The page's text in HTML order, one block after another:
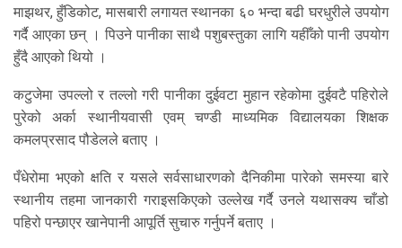
माझथर, हुँडिकोट, मासबारी लगायत स्थानका ६० भन्दा बढी घरधुरीले उपयोग
गर्दै आएका छन् । पिउने पानीका साथै पशुबस्तुका लागि यहीँको पानी उपयोग
हुँदै आएको थियो ।
कटुजेमा उपल्लो र तल्लो गरी पानीका दुईवटा मुहान रहेकोमा दुईवटै पहिरोले
पुरेको अर्का स्थानीयवासी एवम् चण्डी माध्यमिक विद्यालयका शिक्षक
कमलप्रसाद पौडेलले बताए ।
पँधेरोमा भएको क्षति र यसले सर्वसाधारणको दैनिकीमा पारेको समस्या बारे
स्थानीय तहमा जानकारी गराइसकिएको उल्लेख गर्दै उनले यथासक्य चाँडो
पहिरो पन्छाएर खानेपानी आपूर्ति सुचारु गर्नुपर्ने बताए ।